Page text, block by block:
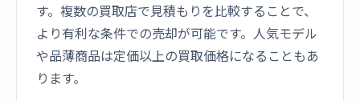
す。複数の買取店で見積もりを比較することで、
より有利な条件での売却が可能です。人気モデル
や品薄商品は定価以上の買取価格になることもあ
ります。